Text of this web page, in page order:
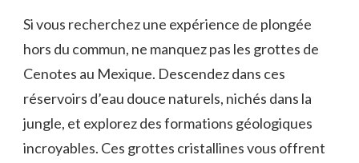
Si vous recherchez une expérience de ⁢plongée
‌hors du commun, ne manquez pas les grottes ⁤de
Cenotes ​au‍ Mexique. ⁢Descendez dans ces
réservoirs d’eau ⁣douce​ naturels,​ nichés dans la
jungle, et explorez ⁤des formations géologiques
incroyables. Ces grottes cristallines vous offrent